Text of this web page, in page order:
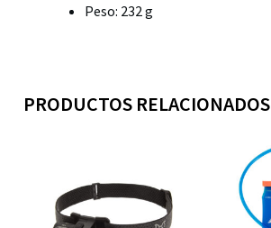
Peso: 232 g
PRODUCTOS RELACIONADOS